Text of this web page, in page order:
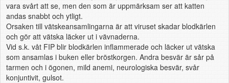
vara svårt att se, men den som är uppmärksam ser att katten
andas snabbt och ytligt.
Orsaken till vätskeansamlingarna är att viruset skadar blodkärlen
och gör att vätska läcker ut i vävnaderna.
Vid s.k. våt FIP blir blodkärlen inflammerade och läcker ut vätska
som ansamlas i buken eller bröstkorgen. Andra besvär är sår på
tarmen och i ögonen, mild anemi, neurologiska besvär, svår
konjuntivit, gulsot.